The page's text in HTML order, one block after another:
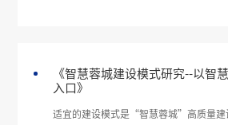
《智慧蓉城建设模式研究--以智
入口》
适宜的建设模式是“智慧蓉城”高质量建